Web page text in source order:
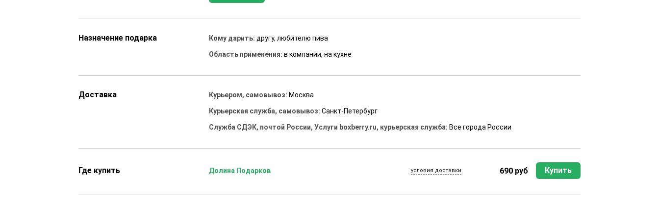
Назначение подарка Кому дарить:другу, любителю пива
Область применения:в компании, на кухне
Доставка Курьером, самовывоз: Москва
Курьерская служба, самовывоз:Санкт-Петербург
Служба СДЭК, почтой России, Услуги boxberry.ru, курьерская служба: Все города России
Где купить Долина Подарков условия доставки 690 руб Купить